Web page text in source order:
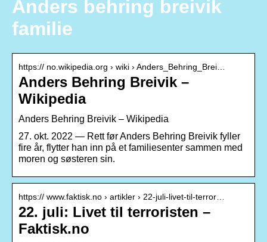
Anders behring breivik
familie
https:// no.wikipedia.org › wiki › Anders_Behring_Brei…
Anders Behring Breivik –
Wikipedia
Anders Behring Breivik – Wikipedia
27. okt. 2022 — Rett før Anders Behring Breivik fyller
fire år, flytter han inn på et familiesenter sammen med
moren og søsteren sin.
https:// www.faktisk.no › artikler › 22-juli-livet-til-terror…
22. juli: Livet til terroristen –
Faktisk.no